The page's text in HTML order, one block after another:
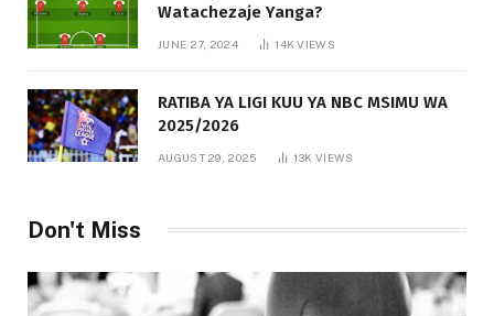
Watachezaje Yanga?
JUNE 27, 2024 14KVIEWS
RATIBA YA LIGI KUU YA NBC MSIMU WA
2025/2026
AUGUST 29, 2025 13KVIEWS
Don't Miss